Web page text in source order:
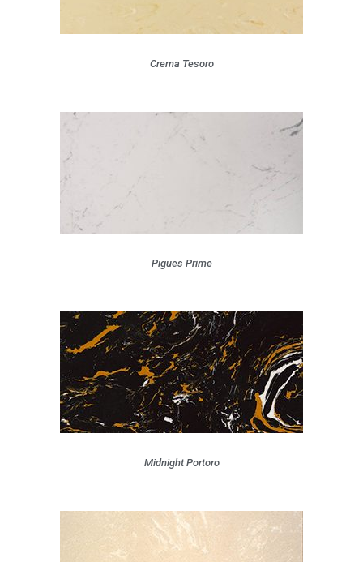
Crema Tesoro
Pigues Prime
Midnight Portoro